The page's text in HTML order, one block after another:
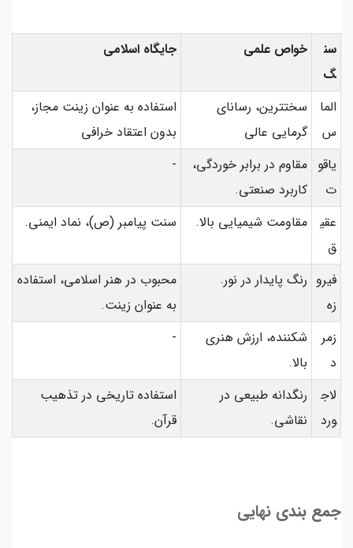
سن
گ
خواص علمی جایگاه اسلامی
الما
س
سختترین، رسانای
گرمایی عالی
استفاده به عنوان زینت مجاز،
بدون اعتقاد خرافی
یاقو
ت
مقاوم در برابر خوردگی،
کاربرد صنعتی.
-
عقی
ق
مقاومت شیمیایی بالا. سنت پیامبر (ص)، نماد ایمنی.
فیرو
زه
رنگ پایدار در نور.
محبوب در هنر اسلامی، استفاده
به عنوان زینت.
زمر
د
شکننده، ارزش هنری
بالا.
-
لاج
ورد
رنگدانه طبیعی در
نقاشی.
استفاده تاریخی در تذهیب
قرآن.
جمع بندی نهایی